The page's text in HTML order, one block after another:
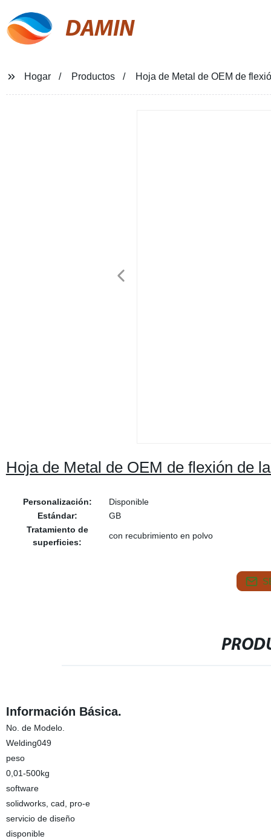
DAMIN
Hogar Productos Hoja de Metal de OEM de
Hoja de Metal de OEM de flexión de
Personalización:
Disponible
Estándar:
GB
Tratamiento de
superficies:
con recubrimiento en polvo
Información Básica.
No. de Modelo.
Welding049
peso
0,01-500kg
software
solidworks, cad, pro-e
servicio de diseño
disponible